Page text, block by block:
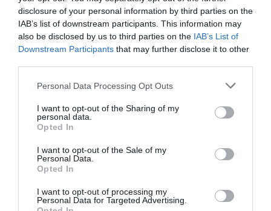
disclosure of your personal information by third parties on the
IAB’s list of downstream participants. This information may
also be disclosed by us to third parties on the IAB’s List of
Downstream Participants that may further disclose it to other
Personal Data Processing Opt Outs
I want to opt-out of the Sharing of my
personal data.
Opted In
I want to opt-out of the Sale of my
Personal Data.
Opted In
I want to opt-out of processing my
Personal Data for Targeted Advertising.
Το να κουβεντιάσεις με κάποιον ( με φυσική επαφή,
όχι μέσω chat σε οθόνη) για τη μουσική που άκουσες
ή για τοcd/βινύλιο που θέλεις να αγοράσεις
δημιουργεί επίσης ένας είδος δεσμού (και με τη
και για αυτό τόσο καίρια και ουσιαστικά. Το να πας σε
μια συναυλία απαιτεί μία προετοιμασία, ή έστω μία
δράση αν το αποφασίσεις τελείως τελευταία στιγμή.
Βέβαια δεν είναι το ίδιο απλό με τα παραπάνω, αλλά
δημιουργεί πολύ ισχυρό δεσμό με τη μουσική του
καλλιτέχνη (και βεβαίως και με τον καλλιτέχνη τον
Μιλάω δηλαδή για πράγματα που συμβαίνουν όταν